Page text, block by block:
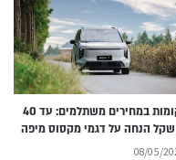
7 מקומות במחירים משתלמים: עד 40
הנחה על דגמי מקסוס מיפה
08/05/